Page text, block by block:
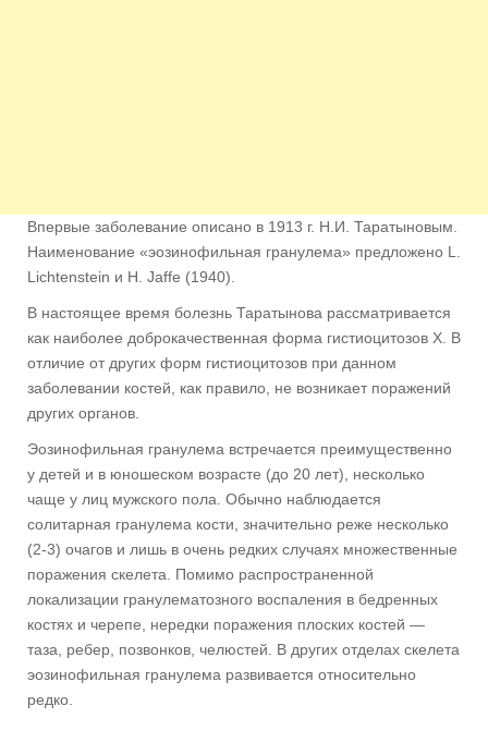
Впервые заболевание описано в 1913 г. Н.И. Таратыновым.
Наименование «эозинофильная гранулема» предложено L.
Lichtenstein и Н. Jaffe (1940).
В настоящее время болезнь Таратынова рассматривается
как наиболее доброкачественная форма гистиоцитозов X. В
отличие от других форм гистиоцитозов при данном
заболевании костей, как правило, не возникает поражений
других органов.
Эозинофильная гранулема встречается преимущественно
у детей и в юношеском возрасте (до 20 лет), несколько
чаще у лиц мужского пола. Обычно наблюдается
солитарная гранулема кости, значительно реже несколько
(2-3) очагов и лишь в очень редких случаях множественные
поражения скелета. Помимо распространенной
локализации гранулематозного воспаления в бедренных
костях и черепе, нередки поражения плоских костей —
таза, ребер, позвонков, челюстей. В других отделах скелета
эозинофильная гранулема развивается относительно
редко.